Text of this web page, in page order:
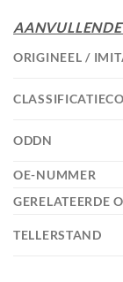
ORIGINEEL /
ODDN
OE-NUMMER
GERELATEERDE
TELLERSTAND